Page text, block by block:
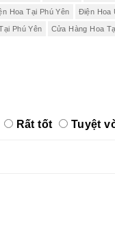
Hoa Tại Phú Yên Điện Hoa
Phú Yên Cửa Hàng Hoa
Rất tốt Tuyệt